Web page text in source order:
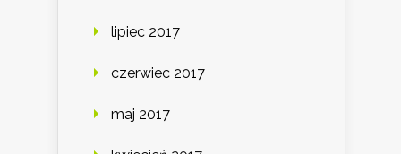
lipiec 2017
czerwiec 2017
maj 2017